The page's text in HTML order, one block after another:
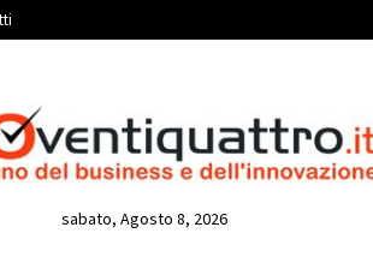
sabato, Agosto 8, 2026